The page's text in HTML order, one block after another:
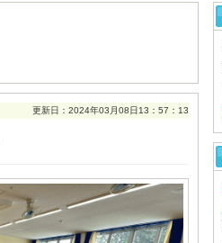
更新日：2024年03月08日13：57：13